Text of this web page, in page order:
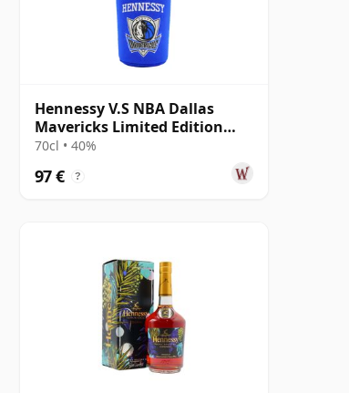
Hennessy V.S NBA Dallas
Mavericks Limited Edition
Cognac
70cl • 40%
97 € ?